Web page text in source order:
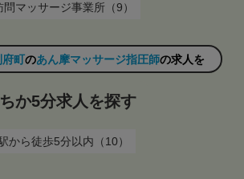
問マッサージ事業所（9）
府町のあん摩マッサージ指圧師の求人を
か5分求人を探す
から徒歩5分以内（10）